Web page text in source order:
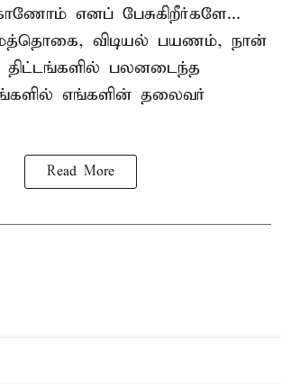
எனப் பேசுகிறீர்களே...
விடியல் பயணம், நான்
பலனடைந்த
எங்களின் தலைவர்
Read More